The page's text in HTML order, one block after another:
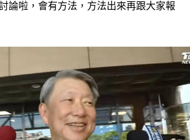
論啦，會有方法，方法出來再跟大家報